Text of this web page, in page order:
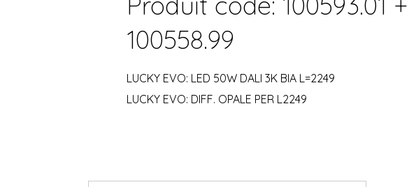
100558.99
LUCKY EVO: LED 50W DALI 3K BIA L=2249
LUCKY EVO: DIFF. OPALE PER L2249